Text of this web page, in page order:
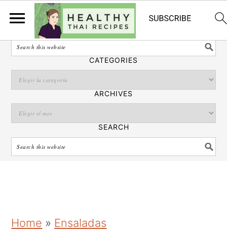
Español
SEARCH
CATEGORIES
ARCHIVES
SEARCH
k
k
k
Home » Ensaladas